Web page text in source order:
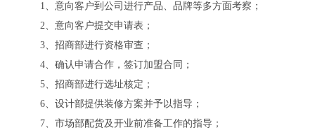
1、意向客户到公司进行产品、品牌等多方面考察；
2、意向客户提交申请表；
3、招商部进行资格审查；
4、确认申请合作，签订加盟合同；
5、招商部进行选址核定；
6、设计部提供装修方案并予以指导；
7、市场部配货及开业前准备工作的指导；